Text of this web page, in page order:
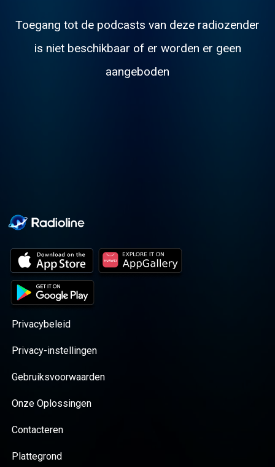
Toegang tot de podcasts van deze radiozender
is niet beschikbaar of er worden er geen
aangeboden
Privacybeleid
Privacy-instellingen
Gebruiksvoorwaarden
Onze Oplossingen
Contacteren
Plattegrond